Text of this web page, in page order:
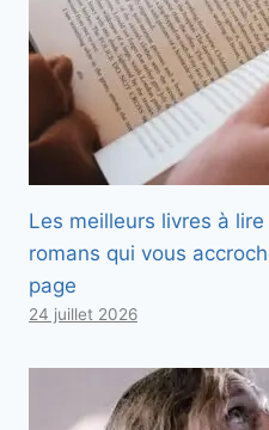
Les meilleurs livres à
romans qui vous
page
24 juillet 2026